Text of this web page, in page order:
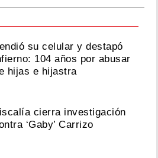
su celular y destapó
104 años por abusar
hijas e hijastra
cierra investigación
‘Gaby’ Carrizo